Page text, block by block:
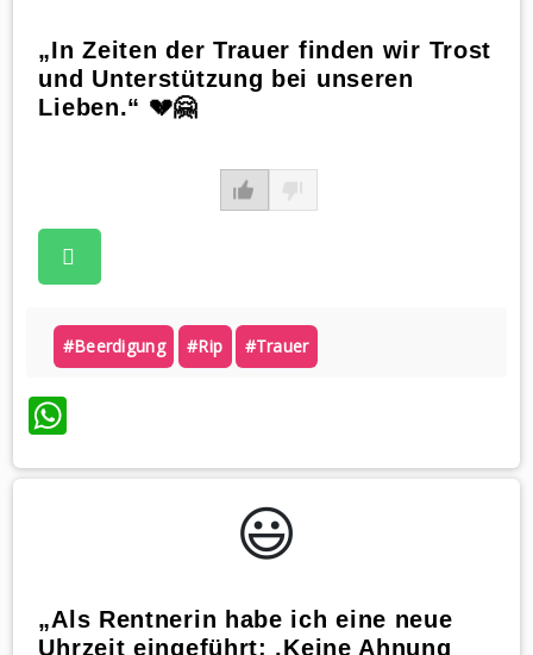
„In Zeiten der Trauer finden wir Trost
und Unterstützung bei unseren
Lieben.“ 💔🤗
#beerdigung #rip #trauer
WhatsApp
😃️
„Als Rentnerin habe ich eine neue
Uhrzeit eingeführt: ‚Keine Ahnung